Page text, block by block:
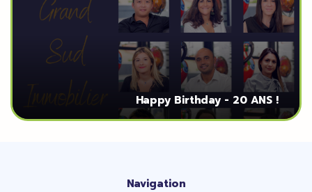
Happy Birthday - 20 ANS !
Navigation